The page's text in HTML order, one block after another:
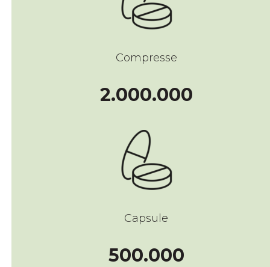
Compresse
2.000.000
Capsule
500.000500000